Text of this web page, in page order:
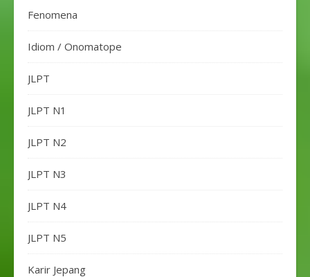
Fenomena
Idiom / Onomatope
JLPT
JLPT N1
JLPT N2
JLPT N3
JLPT N4
JLPT N5
Karir Jepang